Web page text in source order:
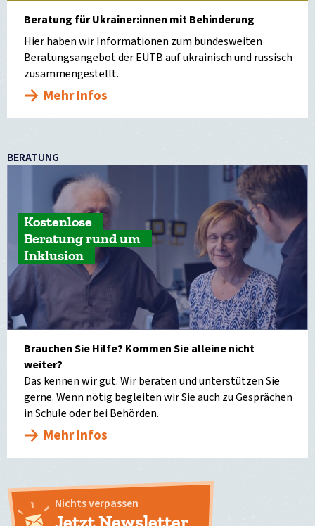
Beratung für Ukrainer:innen mit Behinderung
Hier haben wir Informationen zum bundesweiten
Beratungsangebot der EUTB auf ukrainisch und russisch
zusammengestellt.
Mehr Infos
BERATUNG
Kostenlose
Beratung rund um
Inklusion
Brauchen Sie Hilfe? Kommen Sie alleine nicht
weiter?
Das kennen wir gut. Wir beraten und unterstützen Sie
gerne. Wenn nötig begleiten wir Sie auch zu Gesprächen
in Schule oder bei Behörden.
Mehr Infos
Nichts verpassen